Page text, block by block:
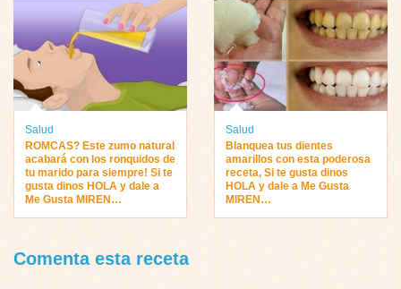
Salud
ROMCAS? Este zumo natural
acabará con los ronquidos de
tu marido para siempre! Si te
gusta dinos HOLA y dale a
Me Gusta MIREN…
Salud
Blanquea tus dientes
amarillos con esta poderosa
receta, Si te gusta dinos
HOLA y dale a Me Gusta
MIREN…
Comenta esta receta